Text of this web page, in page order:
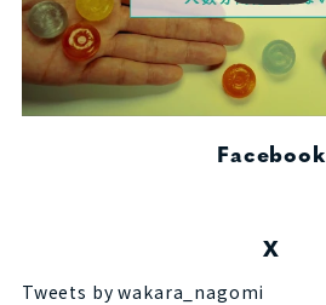
Facebook
X
Tweets by wakara_nagomi